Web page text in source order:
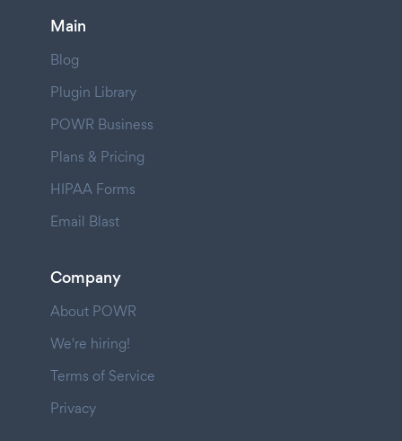
Main
Blog
Plugin Library
POWR Business
Plans & Pricing
HIPAA Forms
Email Blast
Company
About POWR
We're hiring!
Terms of Service
Privacy